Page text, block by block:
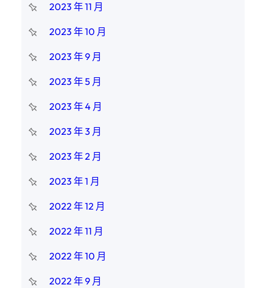
2023 年 11 月
2023 年 10 月
2023 年 9 月
2023 年 5 月
2023 年 4 月
2023 年 3 月
2023 年 2 月
2023 年 1 月
2022 年 12 月
2022 年 11 月
2022 年 10 月
2022 年 9 月